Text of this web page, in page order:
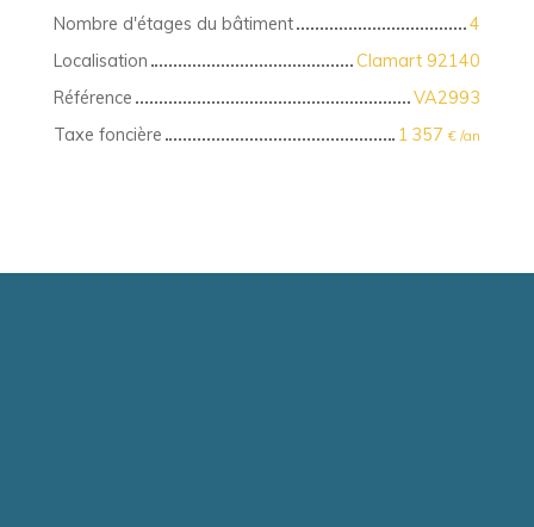
Nombre d'étages du bâtiment
4
Localisation
Clamart 92140
Référence
VA2993
Taxe foncière
1 357€ /an